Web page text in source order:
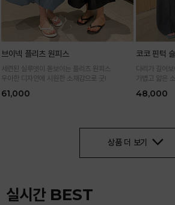
브이넥 플리츠 원피스
세련된 실루엣이 돋보이는 플리츠 원피스
우아한 디자인에 시원한 소재감으로 굿!
61,000
코코 핀턱
다리가 길어
가볍고 얇은
48,000
상품 더 보기
실시간 BEST